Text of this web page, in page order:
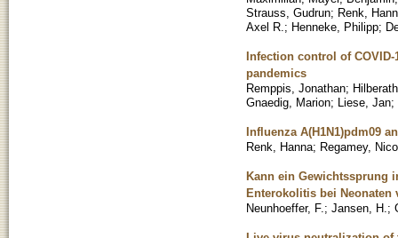
Strauss, Gudrun; Renk,
Axel R. ; Henneke, Philipp;
Infection control of
pandemics
Remppis, Jonathan;
Gnaedig, Marion; Liese, Jan;
Influenza A(H1N1)pdm09
Renk, Hanna; Regamey,
Kann ein Gewichtssprung
Enterokolitis bei Neonaten
Neunhoeffer, F. ; Jansen, H. ;